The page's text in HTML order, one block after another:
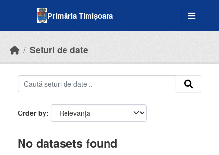
Primăria Timișoara
Seturi de date
Order by
No datasets found